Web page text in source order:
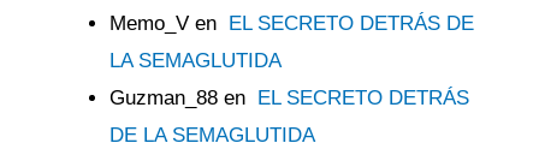
Memo_V en
EL SECRETO DETRÁS DE
LA SEMAGLUTIDA
Guzman_88 en
EL SECRETO DETRÁS
DE LA SEMAGLUTIDA